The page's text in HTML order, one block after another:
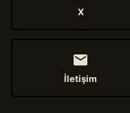
X
İletişim